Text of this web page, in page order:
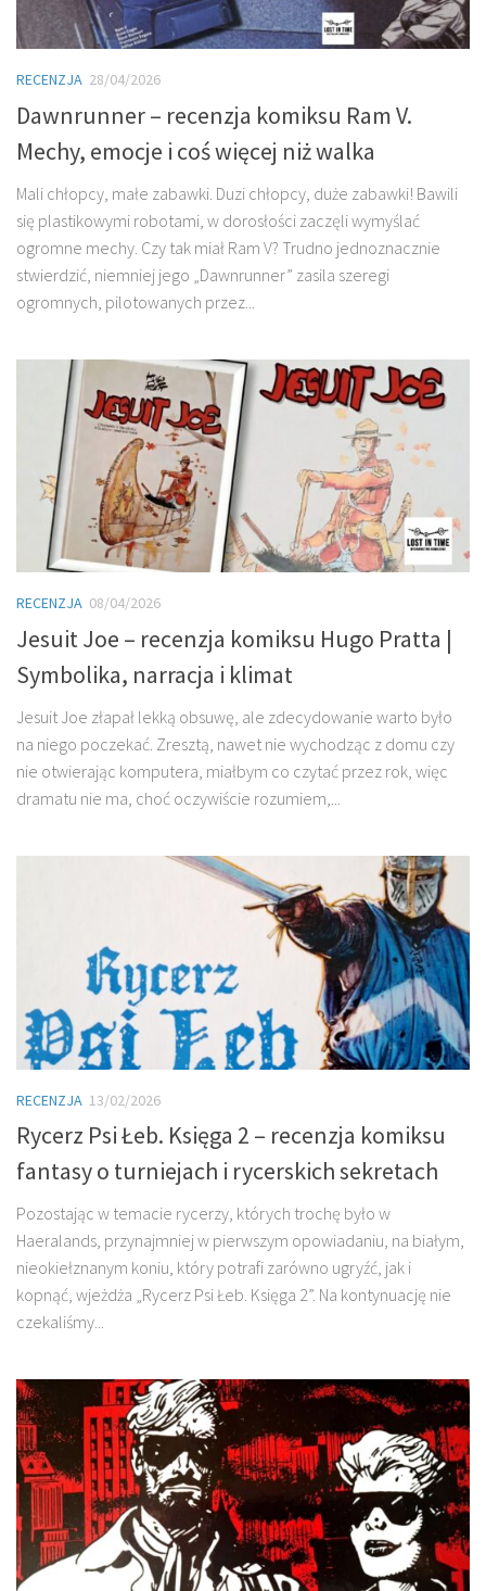
RECENZJA 28/04/2026
Dawnrunner – recenzja komiksu Ram V.
Mechy, emocje i coś więcej niż walka
Mali chłopcy, małe zabawki. Duzi chłopcy, duże zabawki! Bawili
się plastikowymi robotami, w dorosłości zaczęli wymyślać
ogromne mechy. Czy tak miał Ram V? Trudno jednoznacznie
stwierdzić, niemniej jego „Dawnrunner” zasila szeregi
ogromnych, pilotowanych przez...
RECENZJA 08/04/2026
Jesuit Joe – recenzja komiksu Hugo Pratta |
Symbolika, narracja i klimat
Jesuit Joe złapał lekką obsuwę, ale zdecydowanie warto było
na niego poczekać. Zresztą, nawet nie wychodząc z domu czy
nie otwierając komputera, miałbym co czytać przez rok, więc
dramatu nie ma, choć oczywiście rozumiem,...
RECENZJA 13/02/2026
Rycerz Psi Łeb. Księga 2 – recenzja komiksu
fantasy o turniejach i rycerskich sekretach
Pozostając w temacie rycerzy, których trochę było w
Haeralands, przynajmniej w pierwszym opowiadaniu, na białym,
nieokiełznanym koniu, który potrafi zarówno ugryźć, jak i
kopnąć, wjeżdża „Rycerz Psi Łeb. Księga 2”. Na kontynuację nie
czekaliśmy...